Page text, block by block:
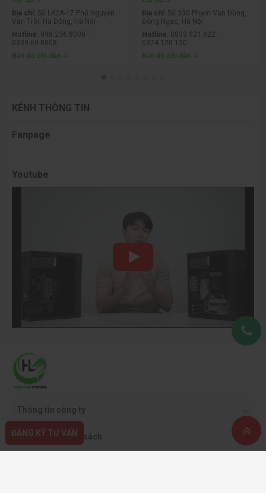
Địa chỉ: Số LK2A-17 Phố Nguyễn
Văn Trỗi, Hà Đông, Hà Nội
Hotline: 098.236.8008 -
0339.69.8008
Bản đồ chỉ dẫn
Địa chỉ: Số 330 Phạm Văn Đồng,
Đông Ngạc, Hà Nội
Hotline: 0833.921.922 -
0374.120.130
Bản đồ chỉ dẫn
KÊNH THÔNG TIN
Fanpage
Youtube
Thông tin công ty
Quy định & chính sách
ĐĂNG KÝ TƯ VẤN